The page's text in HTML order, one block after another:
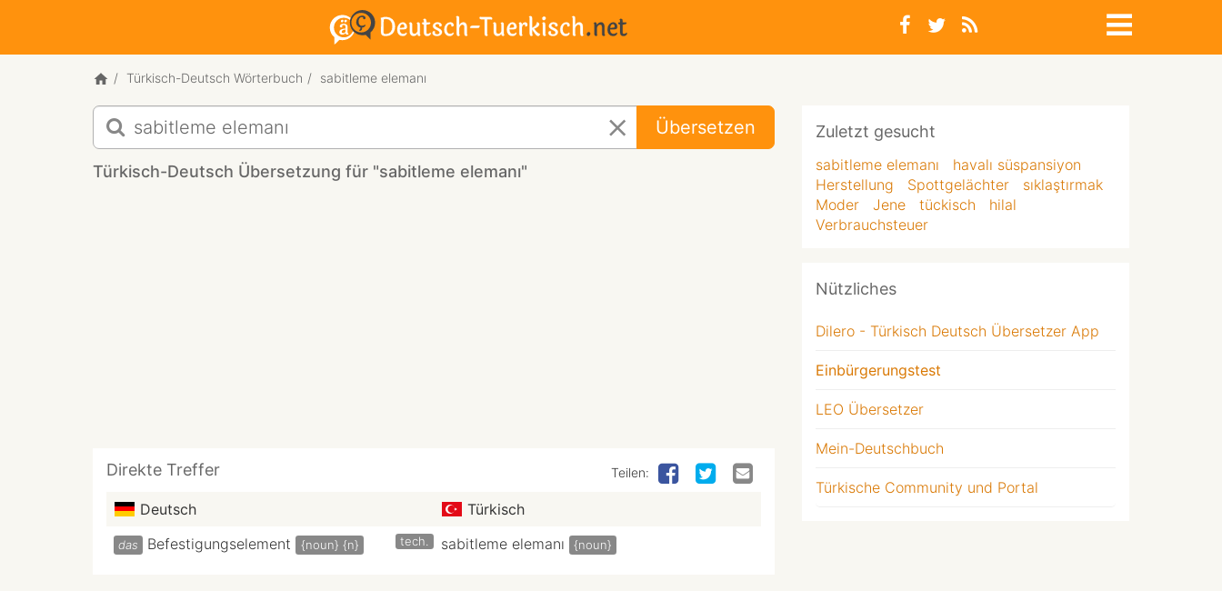
Türkisch-Deutsch Wörterbuch sabitleme elemanı
Türkisch-
Deutsch
Übersetzung
für
Übersetzen
Türkisch-Deutsch Übersetzung für "sabitleme elemanı"
Direkte Treffer Teilen:
Deutsch Türkisch
das Befestigungselement {noun} {n} tech. sabitleme elemanı {noun}
Zuletzt gesucht
sabitleme elemanı
havalı süspansiyon
Herstellung
Spottgelächter
sıklaştırmak
Moder
Jene tückisch
hilal
Verbrauchsteuer
Nützliches
Dilero - Türkisch Deutsch Übersetzer App
Einbürgerungstest
LEO Übersetzer
Mein-Deutschbuch
Türkische Community und Portal